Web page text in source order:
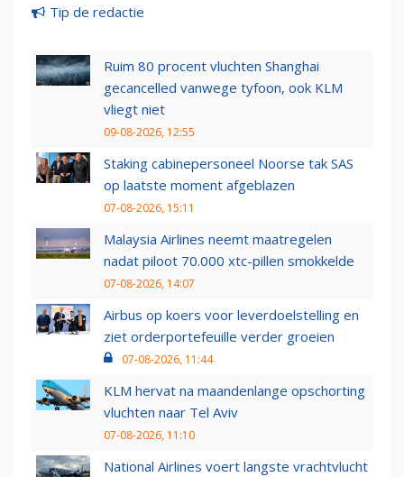
Tip de redactie
Ruim 80 procent vluchten Shanghai
gecancelled vanwege tyfoon, ook KLM
vliegt niet
09-08-2026, 12:55
Staking cabinepersoneel Noorse tak SAS
op laatste moment afgeblazen
07-08-2026, 15:11
Malaysia Airlines neemt maatregelen
nadat piloot 70.000 xtc-pillen smokkelde
07-08-2026, 14:07
Airbus op koers voor leverdoelstelling en
ziet orderportefeuille verder groeien
07-08-2026, 11:44
KLM hervat na maandenlange opschorting
vluchten naar Tel Aviv
07-08-2026, 11:10
National Airlines voert langste vrachtvlucht